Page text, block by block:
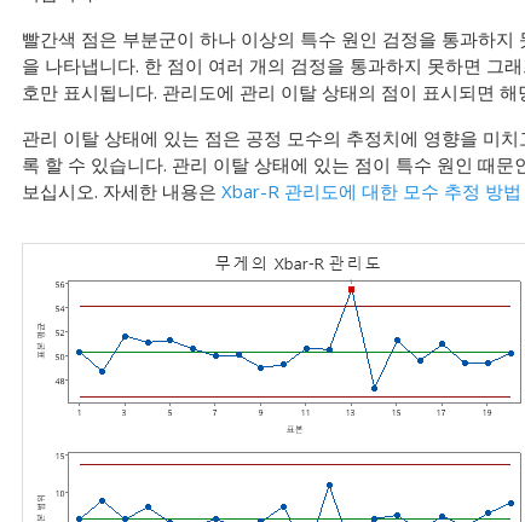
빨간색 점은 부분군이 하나 이상의 특수 원인 검정을 통과하
을 나타냅니다. 한 점이 여러 개의 검정을 통과하지 못하면 그
호만 표시됩니다. 관리도에 관리 이탈 상태의 점이 표시되면 해
관리 이탈 상태에 있는 점은 공정 모수의 추정치에 영향을 미
록 할 수 있습니다. 관리 이탈 상태에 있는 점이 특수 원인 때
보십시오. 자세한 내용은 Xbar-R 관리도에 대한 모수 추정 방법